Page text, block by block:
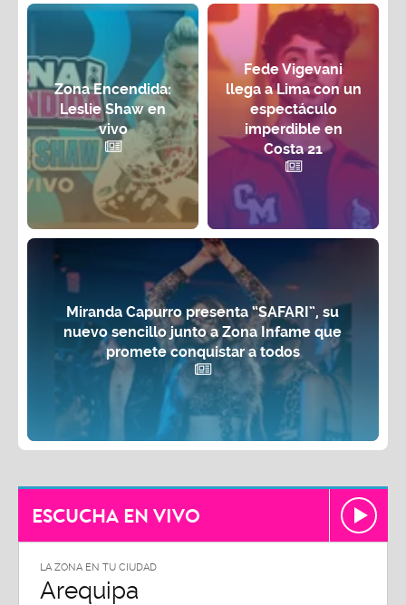
Zona Encendida:
Leslie Shaw en
vivo
Fede Vigevani
llega a Lima con un
espectáculo
imperdible en
Costa 21
Miranda Capurro presenta “SAFARI”, su
nuevo sencillo junto a Zona Infame que
promete conquistar a todos
ESCUCHA EN VIVO
LA ZONA EN TU CIUDAD
Arequipa